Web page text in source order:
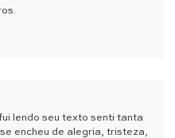
lendo seu texto senti tanta
encheu de alegria, tristeza,